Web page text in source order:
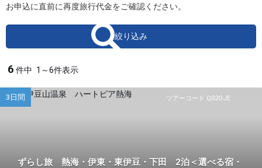
お申込に直前に再度旅行代金をご確認ください。
絞り込み
6 件中 1～6件表示
ツアーコード Q02OJE
3日間
ずらし旅 熱海・伊東・東伊豆・下田 2泊＜選べる宿・